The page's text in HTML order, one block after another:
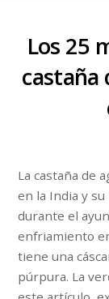
Los 25
castaña
La castaña de
en la India y
durante el
enfriamiento
tiene una
púrpura. La